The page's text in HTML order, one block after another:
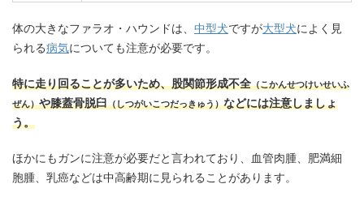
体の大きなファラオ・ハウンドは、 中型犬ですが大型犬によく見
られる病気についても注意が必要です。
特に走り回ることが多いため、股関節形成不全（こかんせつけいせいふ
ぜん）や膝蓋骨脱臼（しつがいこつだっきゅう）などには注意しましょ
う。
ほかにもガンに注意が必要だと言われており、血管肉腫、肥満細
胞腫、乳癌などは中高齢期に見られることがあります。